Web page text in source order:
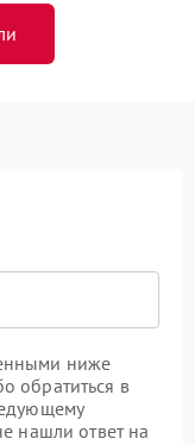
ниже
обратиться в
нашли ответ на